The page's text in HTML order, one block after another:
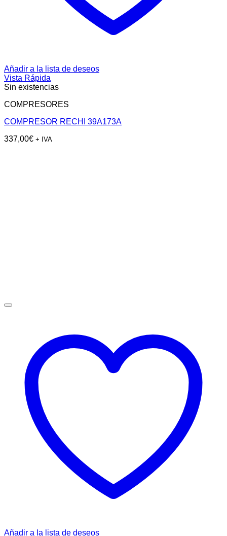
Añadir a la lista de deseos
Vista Rápida
Sin existencias
COMPRESORES
COMPRESOR RECHI 39A173A
337,00€ + IVA
Añadir a la lista de deseos